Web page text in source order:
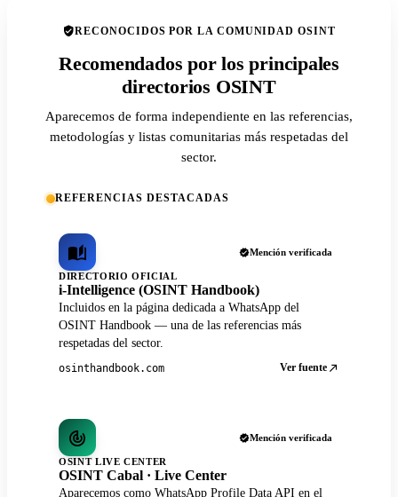
RECONOCIDOS POR LA COMUNIDAD OSINT
Recomendados por los principales
directorios OSINT
Aparecemos de forma independiente en las referencias,
metodologías y listas comunitarias más respetadas del
sector.
REFERENCIAS DESTACADAS
Mención verificada
DIRECTORIO OFICIAL
i-Intelligence (OSINT Handbook)
Incluidos en la página dedicada a WhatsApp del
OSINT Handbook — una de las referencias más
respetadas del sector.
osinthandbook.com Ver fuente
Mención verificada
OSINT LIVE CENTER
OSINT Cabal · Live Center
Aparecemos como WhatsApp Profile Data API en el